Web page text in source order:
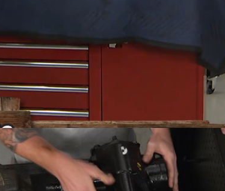
‫يا رجل، نسيت‬
‫كم كانت مهترئة بفعل الصدأ...‬